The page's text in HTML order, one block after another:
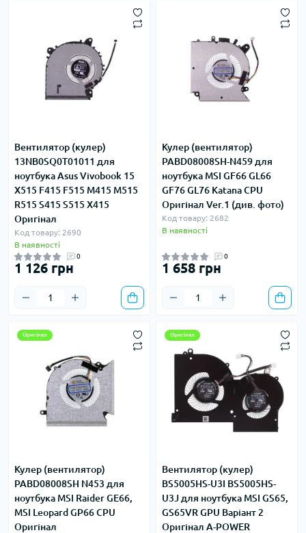
Вентилятор (кулер)
13NB0SQ0T01011 для
ноутбука Asus Vivobook 15
X515 F415 F515 M415 M515
R515 S415 S515 X415
Оригінал
Код товару: 2690
В наявності
0
1 126 грн
Кулер (вентилятор)
PABD08008SH-N459 для
ноутбука MSI GF66 GL66
GF76 GL76 Katana СPU
Оригінал Ver.1 (див. фото)
Код товару: 2682
В наявності
0
1 658 грн
Оригінал
Кулер (вентилятор)
PABD08008SH N453 для
ноутбука MSI Raider GE66,
MSI Leopard GP66 СPU
Оригінал
Оригінал
Вентилятор (кулер)
BS5005HS-U3I BS5005HS-
U3J для ноутбука MSI GS65,
GS65VR GPU Варіант 2
Оригінал A-POWER